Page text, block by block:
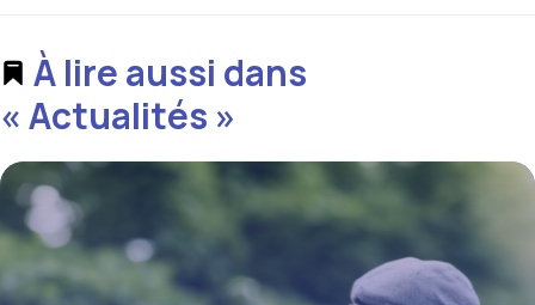
À lire aussi dans
« Actualités »